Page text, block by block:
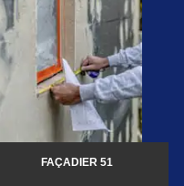
FAÇADIER 51